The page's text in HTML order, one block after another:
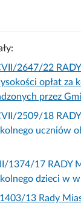
2647/22
opłat
przez
2509/18
uczniów
1374/17 RADY
dzieci w
13 Rady